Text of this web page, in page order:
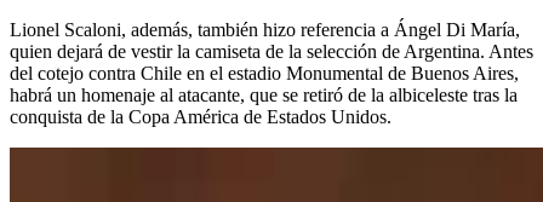
Lionel Scaloni, además, también hizo referencia a Ángel Di María,
quien dejará de vestir la camiseta de la selección de Argentina. Antes
del cotejo contra Chile en el estadio Monumental de Buenos Aires,
habrá un homenaje al atacante, que se retiró de la albiceleste tras la
conquista de la Copa América de Estados Unidos.